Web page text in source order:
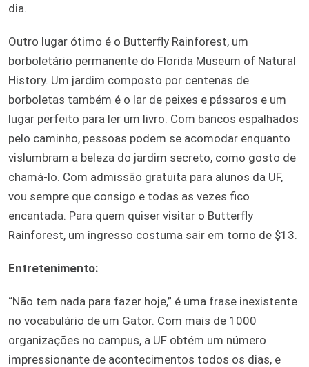
dia.
Outro lugar ótimo é o Butterfly Rainforest, um
borboletário permanente do Florida Museum of Natural
History. Um jardim composto por centenas de
borboletas também é o lar de peixes e pássaros e um
lugar perfeito para ler um livro. Com bancos espalhados
pelo caminho, pessoas podem se acomodar enquanto
vislumbram a beleza do jardim secreto, como gosto de
chamá-lo. Com admissão gratuita para alunos da UF,
vou sempre que consigo e todas as vezes fico
encantada. Para quem quiser visitar o Butterfly
Rainforest, um ingresso costuma sair em torno de $13.
Entretenimento:
“Não tem nada para fazer hoje,” é uma frase inexistente
no vocabulário de um Gator. Com mais de 1000
organizações no campus, a UF obtém um número
impressionante de acontecimentos todos os dias, e